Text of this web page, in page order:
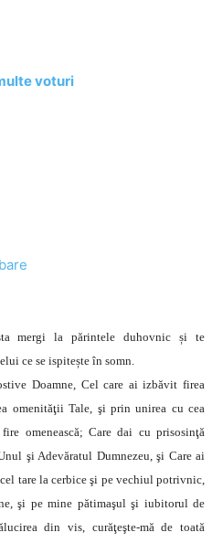
voturi
mergi la părintele duhovnic și te
ce se ispitește în somn.
Doamne, Cel care ai izbăvit firea
omenităţii Tale, şi prin unirea cu cea
omenească; Care dai cu prisosinţă
şi Adevăratul Dumnezeu, şi Care ai
tare la cerbice şi pe vechiul potrivnic,
şi pe mine pătimaşul şi iubitorul de
din vis, curăţeşte‑mă de toată